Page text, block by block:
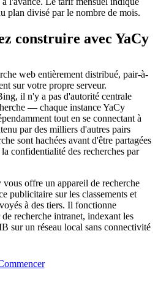
plan divisé par le nombre de mois.
construire avec YaCy
web entièrement distribué, pair-à-
sur votre propre serveur.
il n'y a pas d'autorité centrale
— chaque instance YaCy
tout en se connectant à
par des milliers d'autres pairs
sont hachées avant d'être partagées
confidentialité des recherches par
offre un appareil de recherche
publicitaire sur les classements et
à des tiers. Il fonctionne
recherche intranet, indexant les
sur un réseau local sans connectivité